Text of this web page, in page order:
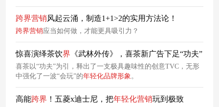
跨界营销风起云涌，制造1+1>2的实用方法论！
跨界营销应当如何做，才能更具吸引力？
惊喜演绎茶饮界 《武林外传》，喜茶新广告下足“功夫”
喜茶以“功夫”为引，释出了一支极具趣味性的创意TVC，无形
中强化了一波“会玩”的年轻化品牌形象。
高能跨界 ！五菱x迪士尼，把年轻化营销玩到极致